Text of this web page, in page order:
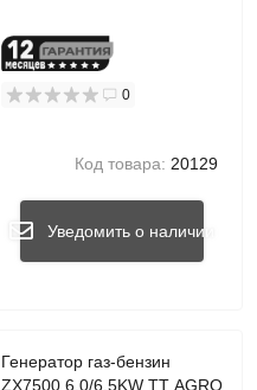
0
Код товара: 20129
Уведомить о наличии
Генератор газ-бензин
ZX7500 6.0/6.5KW TT AGRO